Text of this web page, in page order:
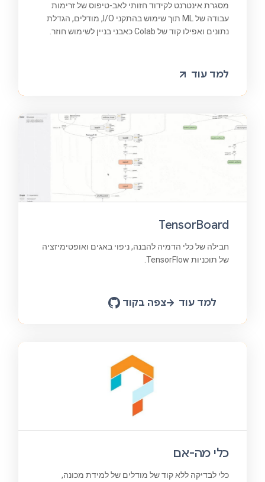
מסגרת אינטרנט לקידוד חזותי לאב-טיפוס של זרימות
עבודה של ML תוך שימוש בהתקני I/O, מודלים, הגדלת
נתונים ואפילו קוד של Colab כאבני בניין לשימוש חוזר.
למד עוד
TensorBoard
חבילה של כלי הדמיה להבנה, ניפוי באגים ואופטימיזציה
של תוכניות TensorFlow.
למד עוד צפה בקוד
כלי מה-אם
כלי לבדיקה ללא קוד של מודלים של למידת מכונה,